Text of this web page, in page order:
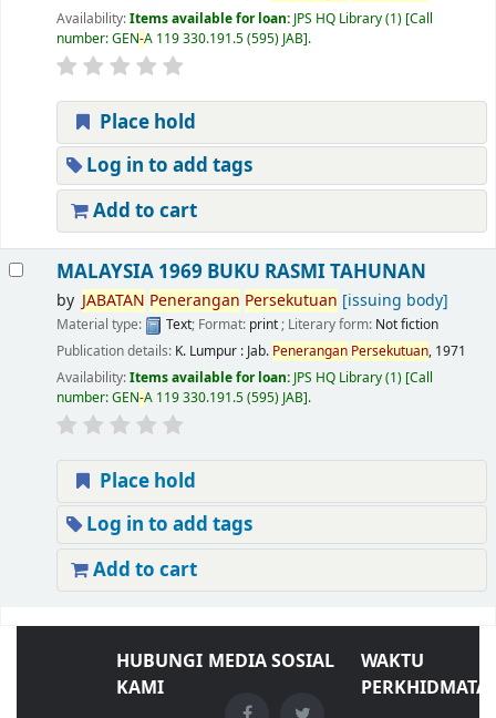
Availability:Items available for loan: JPS HQ Library(1) Call
number:GEN-A 119 330.191.5 (595) JAB .
Place hold
Log in to add tags
Add to cart
MALAYSIA 1969 BUKU RASMI TAHUNAN
by JABATAN Penerangan Persekutuan [issuing body]
Material type: Text; Format: print; Literary form: Not fiction
Publication details: K. Lumpur : Jab. Penerangan Persekutuan, 1971
Availability:Items available for loan: JPS HQ Library(1) Call
number:GEN-A 119 330.191.5 (595) JAB .
Place hold
Log in to add tags
Add to cart
HUBUNGI
KAMI
MEDIA SOSIAL
WAKTU